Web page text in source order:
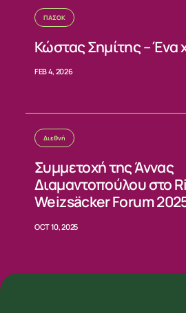
ΠΑΣΟΚ
Κώστας Σημίτης – Ένα
FEB 4, 2026
Διεθνή
Συμμετοχή της Άννας
Διαμαντοπούλου στο
Weizsäcker Forum
OCT 10, 2025